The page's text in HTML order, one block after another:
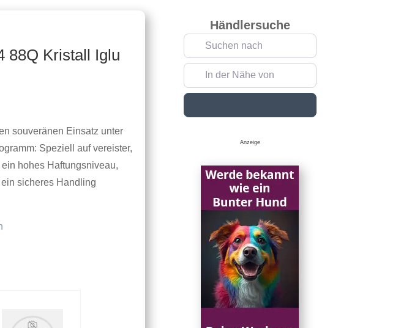
88Q Kristall Iglu
souveränen Einsatz unter
Speziell auf vereister,
hohes Haftungsniveau,
sicheres Handling
Händlersuche
Suchen nach
In der Nähe von
Anzeige